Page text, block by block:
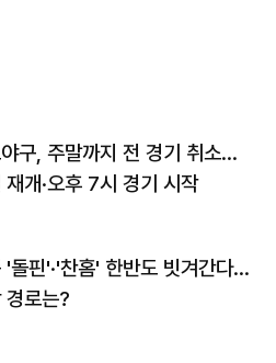
구, 주말까지 전 경기 취소…
재개·오후 7시 경기 시작
'돌핀'·'찬홈' 한반도 빗겨간다…
경로는?